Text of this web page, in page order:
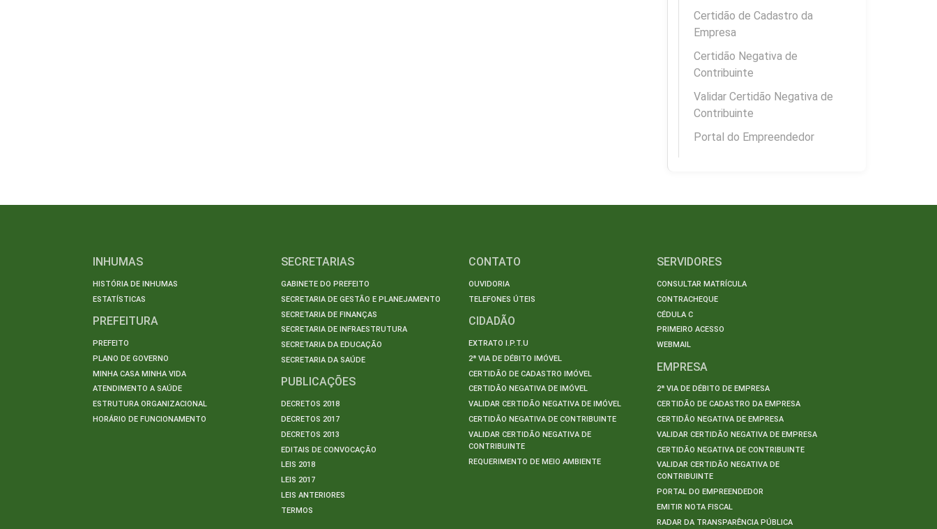
Certidão de Cadastro da
Empresa
Certidão Negativa de
Contribuinte
Validar Certidão Negativa de
Contribuinte
Portal do Empreendedor
INHUMAS
HISTÓRIA DE INHUMAS
ESTATÍSTICAS
PREFEITURA
PREFEITO
PLANO DE GOVERNO
MINHA CASA MINHA VIDA
ATENDIMENTO A SAÚDE
ESTRUTURA ORGANIZACIONAL
HORÁRIO DE FUNCIONAMENTO
SECRETARIAS
GABINETE DO PREFEITO
SECRETARIA DE GESTÃO E PLANEJAMENTO
SECRETARIA DE FINANÇAS
SECRETARIA DE INFRAESTRUTURA
SECRETARIA DA EDUCAÇÃO
SECRETARIA DA SAÚDE
PUBLICAÇÕES
DECRETOS 2018
DECRETOS 2017
DECRETOS 2013
EDITAIS DE CONVOCAÇÃO
LEIS 2018
LEIS 2017
LEIS ANTERIORES
TERMOS
CONTATO
OUVIDORIA
TELEFONES ÚTEIS
CIDADÃO
EXTRATO I.P.T.U
2ª VIA DE DÉBITO IMÓVEL
CERTIDÃO DE CADASTRO IMÓVEL
CERTIDÃO NEGATIVA DE IMÓVEL
VALIDAR CERTIDÃO NEGATIVA DE IMÓVEL
CERTIDÃO NEGATIVA DE CONTRIBUINTE
VALIDAR CERTIDÃO NEGATIVA DE
CONTRIBUINTE
REQUERIMENTO DE MEIO AMBIENTE
SERVIDORES
CONSULTAR MATRÍCULA
CONTRACHEQUE
CÉDULA C
PRIMEIRO ACESSO
WEBMAIL
EMPRESA
2ª VIA DE DÉBITO DE EMPRESA
CERTIDÃO DE CADASTRO DA EMPRESA
CERTIDÃO NEGATIVA DE EMPRESA
VALIDAR CERTIDÃO NEGATIVA DE EMPRESA
CERTIDÃO NEGATIVA DE CONTRIBUINTE
VALIDAR CERTIDÃO NEGATIVA DE
CONTRIBUINTE
PORTAL DO EMPREENDEDOR
EMITIR NOTA FISCAL
RADAR DA TRANSPARÊNCIA PÚBLICA